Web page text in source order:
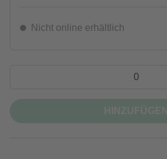
Nicht online erhältlich